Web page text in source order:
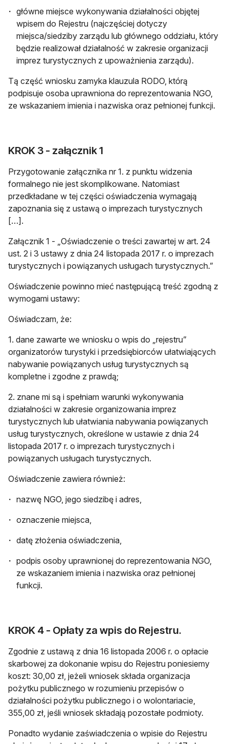
główne miejsce wykonywania działalności objętej
wpisem do Rejestru (najczęściej dotyczy
miejsca/siedziby zarządu lub głównego oddziału, który
będzie realizował działalność w zakresie organizacji
imprez turystycznych z upoważnienia zarządu).
Tą część wniosku zamyka klauzula RODO, którą
podpisuje osoba uprawniona do reprezentowania NGO,
ze wskazaniem imienia i nazwiska oraz pełnionej funkcji.
KROK 3 - załącznik 1
Przygotowanie załącznika nr 1. z punktu widzenia
formalnego nie jest skomplikowane. Natomiast
przedkładane w tej części oświadczenia wymagają
zapoznania się z ustawą o imprezach turystycznych
[…].
Załącznik 1 - „Oświadczenie o treści zawartej w art. 24
ust. 2 i 3 ustawy z dnia 24 listopada 2017 r. o imprezach
turystycznych i powiązanych usługach turystycznych.”
Oświadczenie powinno mieć następującą treść zgodną z
wymogami ustawy:
Oświadczam, że:
1. dane zawarte we wniosku o wpis do „rejestru”
organizatorów turystyki i przedsiębiorców ułatwiających
nabywanie powiązanych usług turystycznych są
kompletne i zgodne z prawdą;
2. znane mi są i spełniam warunki wykonywania
działalności w zakresie organizowania imprez
turystycznych lub ułatwiania nabywania powiązanych
usług turystycznych, określone w ustawie z dnia 24
listopada 2017 r. o imprezach turystycznych i
powiązanych usługach turystycznych.
Oświadczenie zawiera również:
nazwę NGO, jego siedzibę i adres,
oznaczenie miejsca,
datę złożenia oświadczenia,
podpis osoby uprawnionej do reprezentowania NGO,
ze wskazaniem imienia i nazwiska oraz pełnionej
funkcji.
KROK 4 - Opłaty za wpis do Rejestru.
Zgodnie z ustawą z dnia 16 listopada 2006 r. o opłacie
skarbowej za dokonanie wpisu do Rejestru poniesiemy
koszt: 30,00 zł, jeżeli wniosek składa organizacja
pożytku publicznego w rozumieniu przepisów o
działalności pożytku publicznego i o wolontariacie,
355,00 zł, jeśli wniosek składają pozostałe podmioty.
Ponadto wydanie zaświadczenia o wpisie do Rejestru